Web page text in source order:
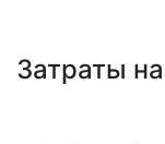
Затраты